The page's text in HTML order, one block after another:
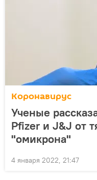
Коронавирус
Ученые
Pfizer и J&J от
"омикрона"
4 января 2022, 21:47